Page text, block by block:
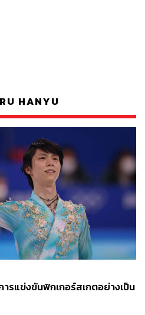
HANYU
รแข่งขันฟิกเกอร์สเกตอย่างเป็น